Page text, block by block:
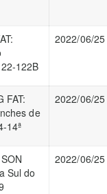
122B
2022/06/25
FAT:
de
14ª
2022/06/25
Sul do
2022/06/25